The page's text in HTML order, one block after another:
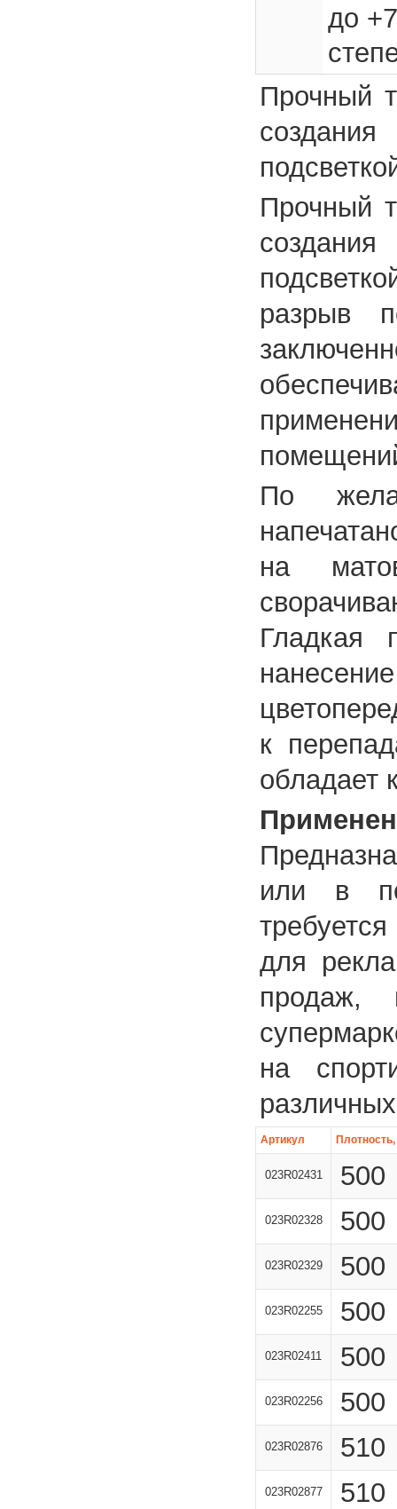
до
Прочный
Прочный
разрыв
По
на
Гладкая
к
обладает
или в
для
продаж,
на
Артикул Плотность,
023R02431 500
023R02328 500
023R02329 500
023R02255 500
023R02411 500
023R02256 500
023R02876 510
023R02877 510